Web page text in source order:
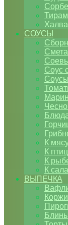
Халва
СОУСЫ
Соус
К
К
К
К
ВЫПЕЧКА